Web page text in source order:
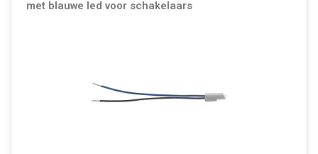
met blauwe led voor schakelaars